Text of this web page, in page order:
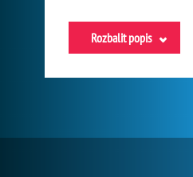
Rozbalit popis